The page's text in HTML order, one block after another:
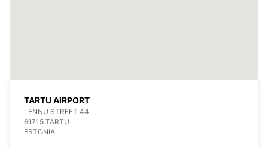
TARTU AIRPORT
LENNU STREET 44
61715 TARTU
ESTONIA